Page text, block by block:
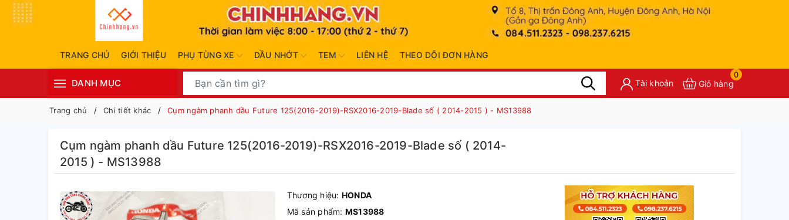
TRANG CHỦ GIỚI THIỆU PHỤ TÙNG XE DẦU NHỚT TEM LIÊN HỆ THEO DÕI ĐƠN HÀNG
DANH MỤC Tài khoản
0
Giỏ hàng
Trang chủ Chi tiết khác Cụm ngàm phanh dầu Future 125(2016-2019)-RSX2016-2019-Blade số ( 2014-2015 ) - MS13988
Cụm ngàm phanh dầu Future 125(2016-2019)-RSX2016-2019-Blade số ( 2014-
2015 ) - MS13988
Thương hiệu: HONDA
Mã sản phẩm: MS13988